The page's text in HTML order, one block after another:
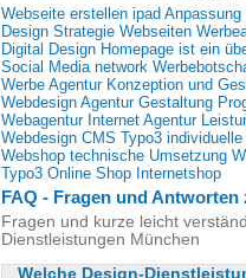
Webseite erstellen ipad
Design Strategie Webseiten
Digital Design Homepage ist ein
Social Media network
Werbe Agentur Konzeption und
Webdesign Agentur Gestaltung
Webagentur Internet Agentur
Webdesign CMS Typo3
Webshop technische Umsetzung
Typo3 Online Shop Internetshop
FAQ - Fragen und
Fragen und kurze leicht
Dienstleistungen München
Welche Design-